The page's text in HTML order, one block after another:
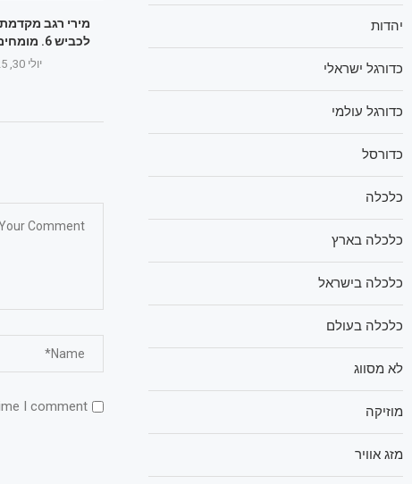
מירי רגב
לכביש 6. מומחים: בזבוז כסף
יולי 30, 2025
I comment.
יהדות
כדורגל ישראלי
כדורגל עולמי
כדורסל
כלכלה
כלכלה בארץ
כלכלה בישראל
כלכלה בעולם
לא מסווג
מוזיקה
מזג אוויר